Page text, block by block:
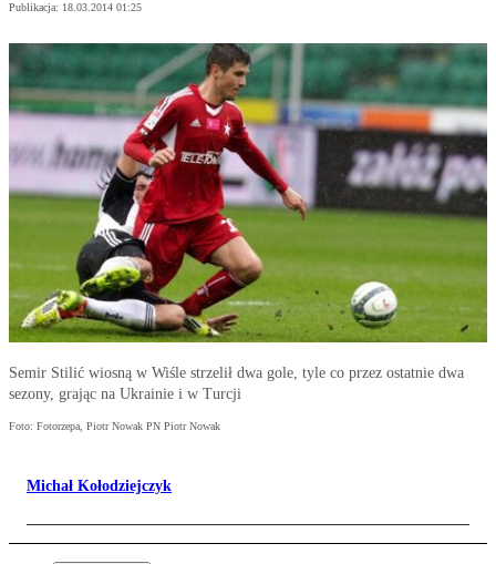
Publikacja: 18.03.2014 01:25
Semir Stilić wiosną w Wiśle strzelił dwa gole, tyle co przez ostatnie dwa
sezony, grając na Ukrainie i w Turcji
Foto: Fotorzepa, Piotr Nowak PN Piotr Nowak
Michał Kołodziejczyk